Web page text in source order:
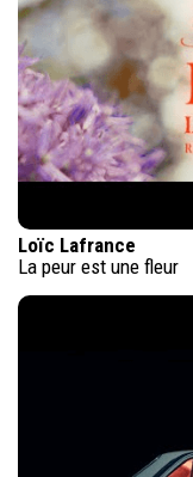
Loïc Lafrance
La peur est une fleur